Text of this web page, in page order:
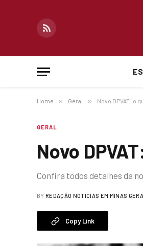
RSS
Home » Geral » Novo DPVAT: o
GERAL
Novo
Confira todos detalhes da
BY REDAÇÃO NOTÍCIAS EM MINAS
Copy Link